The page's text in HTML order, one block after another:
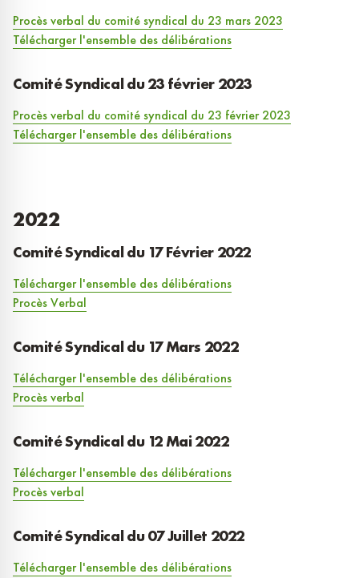
Procès verbal du comité syndical du 23 mars 2023
Télécharger l'ensemble des délibérations
Comité Syndical du 23 février 2023
Procès verbal du comité syndical du 23 février 2023
Télécharger l'ensemble des délibérations
2022
Comité Syndical du 17 Février 2022
Télécharger l'ensemble des délibérations
Procès Verbal
Comité Syndical du 17 Mars 2022
Télécharger l'ensemble des délibérations
Procès verbal
Comité Syndical du 12 Mai 2022
Télécharger l'ensemble des délibérations
Procès verbal
Comité Syndical du 07 Juillet 2022
Télécharger l'ensemble des délibérations